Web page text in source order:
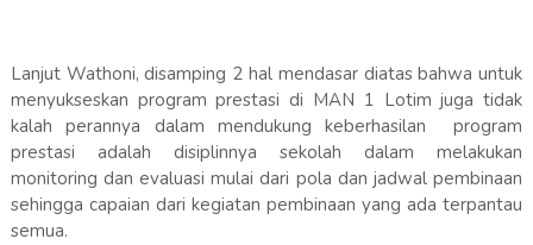
Lanjut Wathoni, disamping 2 hal mendasar diatas bahwa untuk
menyukseskan program prestasi di MAN 1 Lotim juga tidak
kalah perannya dalam mendukung keberhasilan program
prestasi adalah disiplinnya sekolah dalam melakukan
monitoring dan evaluasi mulai dari pola dan jadwal pembinaan
sehingga capaian dari kegiatan pembinaan yang ada terpantau
semua.